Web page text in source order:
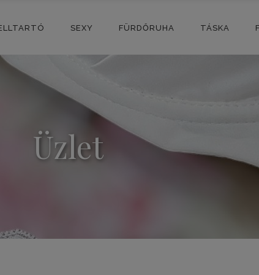
SEXY FÜRDŐRUHA TÁSKA
Üzlet